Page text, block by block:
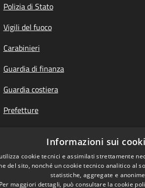
Polizia di Stato
Vigili del fuoco
Carabinieri
Guardia di finanza
Guardia costiera
Prefetture
Your Europe, italiano
Informazioni sui
cookie tecnici e assimilati strettamente
del sito, nonché un cookie tecnico analitico al
statistiche, aggregate e
Per maggiori dettagli, può consultare la cookie